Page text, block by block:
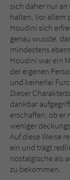
sich daher nur
halten. Vor allem
Houdini sich
genau wusste,
mindestens
Houdini war ein
der eigenen
und keinerlei
Dieser
dankbar
erschaffen; ob er
weniger
Auf diese Weise
ein und trägt
nostalgische als
zu bekommen.